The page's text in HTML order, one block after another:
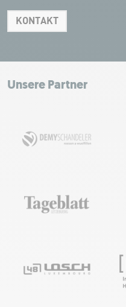
KONTAKT
+
−
Leaflet|Map tiles by Carto, under
Unsere Partner